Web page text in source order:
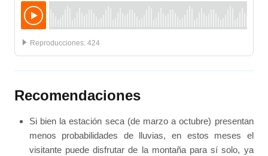
:424
Recomendaciones
Si bien la estación seca (de marzo a octubre) presentan
menos probabilidades de lluvias, en estos meses el
visitante puede disfrutar de la montaña para sí solo, ya